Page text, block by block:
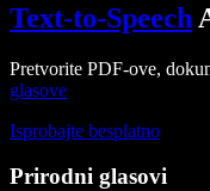
Text-to-Speech
Pretvorite PDF-ove,
glasove
Isprobajte besplatno
Prirodni glasovi